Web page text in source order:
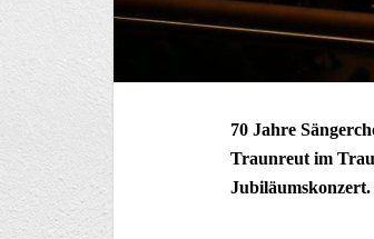
70 Jahre
Traunreut im